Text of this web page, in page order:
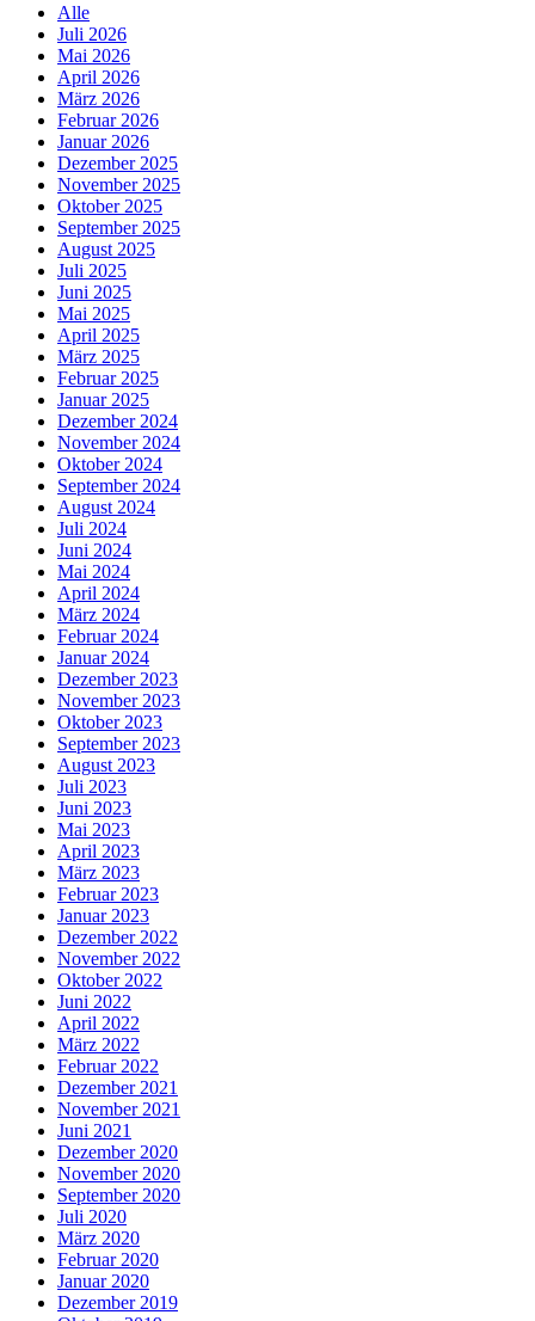
Alle
Juli 2026
Mai 2026
April 2026
März 2026
Februar 2026
Januar 2026
Dezember 2025
November 2025
Oktober 2025
September 2025
August 2025
Juli 2025
Juni 2025
Mai 2025
April 2025
März 2025
Februar 2025
Januar 2025
Dezember 2024
November 2024
Oktober 2024
September 2024
August 2024
Juli 2024
Juni 2024
Mai 2024
April 2024
März 2024
Februar 2024
Januar 2024
Dezember 2023
November 2023
Oktober 2023
September 2023
August 2023
Juli 2023
Juni 2023
Mai 2023
April 2023
März 2023
Februar 2023
Januar 2023
Dezember 2022
November 2022
Oktober 2022
Juni 2022
April 2022
März 2022
Februar 2022
Dezember 2021
November 2021
Juni 2021
Dezember 2020
November 2020
September 2020
Juli 2020
März 2020
Februar 2020
Januar 2020
Dezember 2019